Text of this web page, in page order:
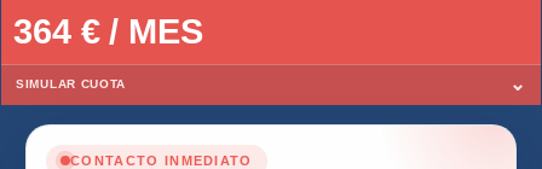
364€ / MES
SIMULAR CUOTA ⌄
CONTACTO INMEDIATO